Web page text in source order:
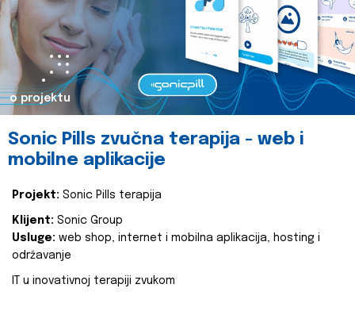
o projektu
Sonic Pills zvučna terapija - web i
mobilne aplikacije
Projekt: Sonic Pills terapija
Klijent: Sonic Group
Usluge: web shop, internet i mobilna aplikacija, hosting i
održavanje
IT u inovativnoj terapiji zvukom